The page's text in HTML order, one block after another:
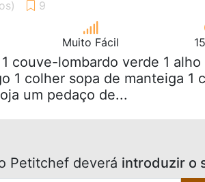
Muito Fácil
couve-lombardo verde 1
1 colher sopa de manteiga 1
um pedaço de...
Petitchef deverá introduzir o